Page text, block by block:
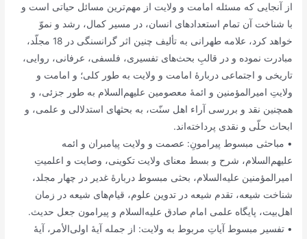
از آنجایی که مسئله امامت و ولایت از مهم‌ترین مسائل حیاتی است و
با شناخت آن تمام استعدادهای انسان، در مسیر کمال، رشد و نموّ
خواهد کرد، علامه طهرانی به تألیف چنین اثر گرانسنگی در 18 مجلّد،
مبادرت نموده و در قالبِ بحث‌های تفسیری، فلسفی، عرفانی، روایی،
تاریخی و اجتماعی دربارۀ امامت و ولایت به طور کلی؛ و امامت و
ولایتِ امیرالمؤمنین و ائمۀ معصومین علیهم‌السلام به طور جزئی، و
همچنین نقد و بررسی آراء اهل سنّت، به بحثهای استدلالی و علمی، و
ابحاث حلّی و نقدی پرداخته‌اند.
• مباحثی مبسوط پیرامونِ: عصمت و ولایت پیامبران و ائمه
علیهم‌السلام، شرح و بسط معنای ولایت تکوینی، وصایت و اعلمیتِ
امیرالمؤمنین علیه‌السلام، بحثی مبسوط دربارۀ غدیر در چهار مجلد،
شناخت شیعه، تقدم شیعه در تدوین علوم، قیام‌های شیعه در زمان
اهل‌بیت، پایگاه علمی امام صادق علیه‌السلام و پیرامون جعل حدیث.
• تفسیر مبسوط آیاتِ مربوط به ولایت: از جمله آیۀ اولی‌الأمر، آیۀ